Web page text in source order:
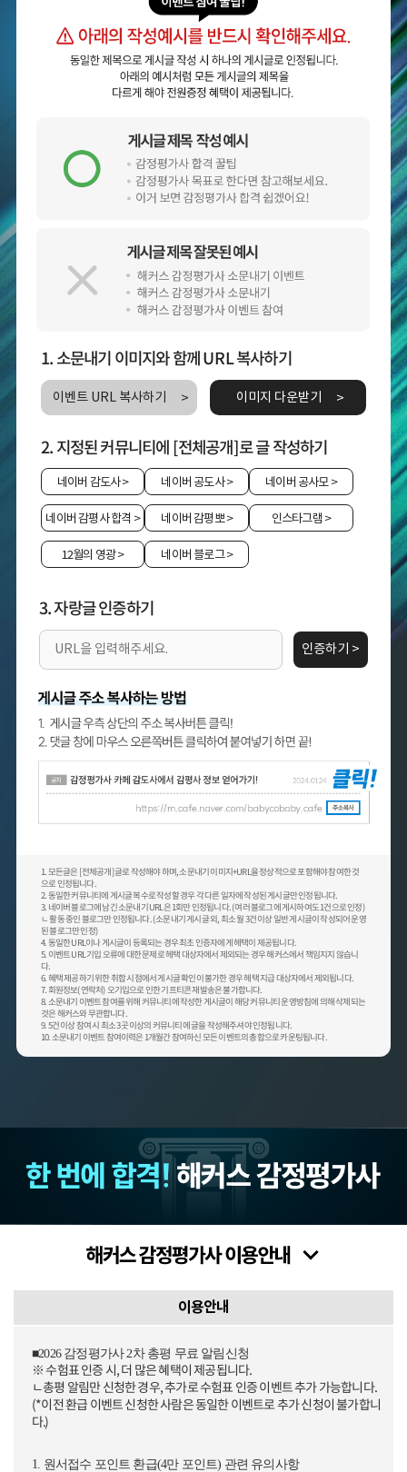
1. 소문내기 이미지와 함께 URL 복사하기
이벤트 URL 복사하기 이미지 다운받기
2. 지정된 커뮤니티에 [전체공개]로 글 작성하기
네이버 감도사> 네이버 공도사> 네이버 공사모>
네이버 감평사 합격 > 네이버 감평뽀> 인스타그램 >
12월의 영광> 네이버 블로그>
3. 자랑글 인증하기
인증하기 >
1. 모든글은 [전체공개] 글로 작성해야 하며, 소문내기 이미지+URL을 정상적으로 포함해야 참여한 것
으로 인정됩니다.
2. 동일한 커뮤니티에 게시글 복수로 작성할 경우 각 다른 일자에 작성된 게시글만 인정됩니다.
3. 네이버 블로그에 남긴 소문내기 URL은 1회만 인정됩니다. (여러 블로그에 게시하여도 1건으로 인정)
ㄴ 활동 중인 블로그만 인정됩니다. (소문내기 게시글 외, 최소 월 3건 이상 일반 게시글이 작성되어 운영
된 블로그만 인정)
4. 동일한 URL이나 게시글이 등록되는 경우 최초 인증자에게 헤택이 제공됩니다.
5. 이벤트 URL 기입 오류에 대한 문제로 헤택 대상자에서 제외되는 경우 해커스에서 책임지지 않습니
다.
6. 혜택 제공하기 위한 취합 시점에서 게시글 확인이 불가한 경우 헤택 지급 대상자에서 제외됩니다.
7. 회원정보(연락처) 오기입으로 인한 기프티콘 재발송은 불가합니다.
8. 소문내기 이벤트 참여를 위해 커뮤니티에 작성한 게시글이 해당 커뮤니티 운영방침에 의해 삭제되는
것은 해커스와 무관합니다.
9. 5건 이상 참여 시 최소 3곳 이상의 커뮤니티에 글을 작성해주셔야 인정됩니다.
10. 소문내기 이벤트 참여이력은 1개월간 참여하신 모든 이벤트의 총합으로 카운팅됩니다.
이용안내
■2026 감정평가사 2차 총평 무료 알림신청
※ 수험표 인증 시, 더 많은 혜택이 제공됩니다.
ㄴ총평 알림만 신청한 경우, 추가로 수험표 인증 이벤트 추가 가능합니다.
(*이전 환급 이벤트 신청한 사람은 동일한 이벤트로 추가 신청이 불가합니
다.)
1. 원서접수 포인트 환급(4만 포인트) 관련 유의사항